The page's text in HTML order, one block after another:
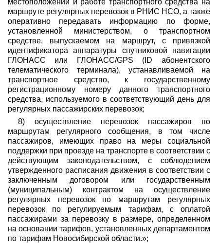
местоположении и работе транспортного средства на
маршруте регулярных перевозок в РНИС НСО, а также
оперативно передавать информацию по форме,
установленной министерством, о транспортном
средстве, выпускаемом на маршрут, с привязкой
идентификатора аппаратуры спутниковой навигации
ГЛОНАСС или ГЛОНАСС/GPS (ID абонентского
телематического терминала), устанавливаемой на
транспортное средство, к государственному
регистрационному номеру данного транспортного
средства, используемого в соответствующий день для
регулярных пассажирских перевозок;
8) осуществление перевозок пассажиров по
маршрутам регулярного сообщения, в том числе
пассажиров, имеющих право на меры социальной
поддержки при проезде на транспорте в соответствии с
действующим законодательством, с соблюдением
утвержденного расписания движения в соответствии с
заключенным договором или государственным
(муниципальным) контрактом на осуществление
регулярных перевозок по маршрутам регулярных
перевозок по регулируемым тарифам, с оплатой
пассажирами за перевозку в размере, определенном
на основании тарифов, установленных департаментом
по тарифам Новосибирской области.»;